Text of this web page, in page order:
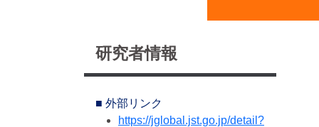
研究者情報
■ 外部リンク
https://jglobal.jst.go.jp/detail?